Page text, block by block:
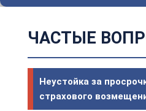
ЧАСТЫЕ
Неустойка за
страхового